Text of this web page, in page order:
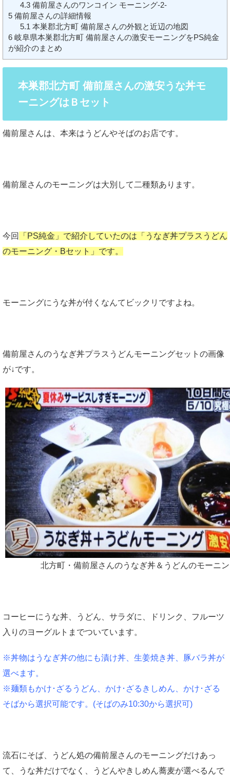
4.3備前屋さんのワンコイン モーニング-2-
5 備前屋さんの詳細情報
5.1本巣郡北方町 備前屋さんの外観と近辺の地図
6 岐阜県本巣郡北方町 備前屋さんの激安モーニングをPS純金
が紹介のまとめ
本巣郡北方町 備前屋さんの激安うな丼モ
ーニングはＢセット
備前屋さんは、本来はうどんやそばのお店です。
備前屋さんのモーニングは大別して二種類あります。
今回
「PS純金」で紹介していたのは「うなぎ丼プラスうどん
のモーニング・Bセット」です。
モーニングにうな丼が付くなんてビックリですよね。
備前屋さんのうなぎ丼プラスうどんモーニングセットの画像
が↓です。
北方町・備前屋さんのうなぎ丼＆うどんのモーニ
コーヒーにうな丼、うどん、サラダに、ドリンク、フルーツ
入りのヨーグルトまでついています。
※丼物はうなぎ丼の他にも漬け丼、生姜焼き丼、豚バラ丼が
選べます。
※麺類もかけ･ざるうどん、かけ･ざるきしめん、かけ･ざる
そばから選択可能です。(そばのみ10:30から選択可)
流石にそば、うどん処の備前屋さんのモーニングだけあっ
て、うな丼だけでなく、うどんやきしめん蕎麦が選べるんで